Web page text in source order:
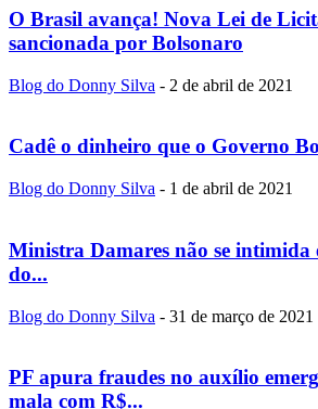
O Brasil avança! Nova Lei de
sancionada por Bolsonaro
Blog do Donny Silva - 2 de abril de 2021
Cadê o dinheiro que o Governo
Blog do Donny Silva - 1 de abril de 2021
Ministra Damares não se intimida
do...
Blog do Donny Silva - 31 de março de 2021
PF apura fraudes no auxílio
mala com R$...